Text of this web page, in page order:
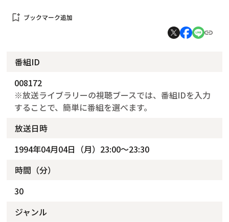
bookmark_add ブックマーク追加
番組ID
008172
※放送ライブラリーの視聴ブースでは、番組IDを入力
することで、簡単に番組を選べます。
放送日時
1994年04月04日（月）23:00～23:30
時間（分）
30
ジャンル